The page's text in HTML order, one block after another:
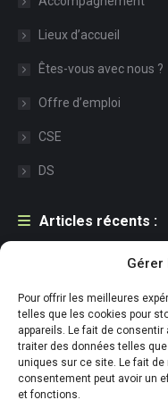
Gérer
Pour offrir les meilleures
telles que les cookies pour
appareils. Le fait de
traiter des données telles
uniques sur ce site. Le fait
consentement peut avoir un
et fonctions.
Lieux d’accueil
Êtes-vous avec nous ?
Offre d’emploi
CSE
DS
Articles récents :
Une première pour
21 juillet 2026
Accueil de la FACE Cantal
29 juin 2026